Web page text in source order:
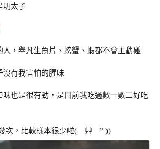
明太子
人，舉凡生魚片、螃蟹、蝦都不會主動碰
沒有我害怕的腥味
味也是很有勁，是目前我吃過數一數二好吃
次，比較樣本很少啦(￣艸￣” ))